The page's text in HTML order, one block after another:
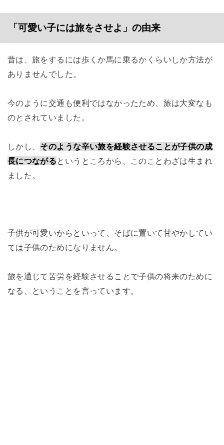
「可愛い子には旅をさせよ」の由来
昔は、旅をするには歩くか馬に乗るかくらいしか方法が
ありませんでした。
今のように交通も便利ではなかったため、旅は大変なも
のとされていました。
しかし、 そのような辛い旅を経験させることが子供の成
長につながるというところから、このことわざは生まれ
ました。
子供が可愛いからといって、そばに置いて甘やかしてい
ては子供のためになりません。
旅を通じて苦労を経験させることで子供の将来のために
なる、ということを言っています。